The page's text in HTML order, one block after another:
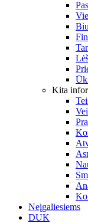
Kita
Neįgaliesiems
DUK